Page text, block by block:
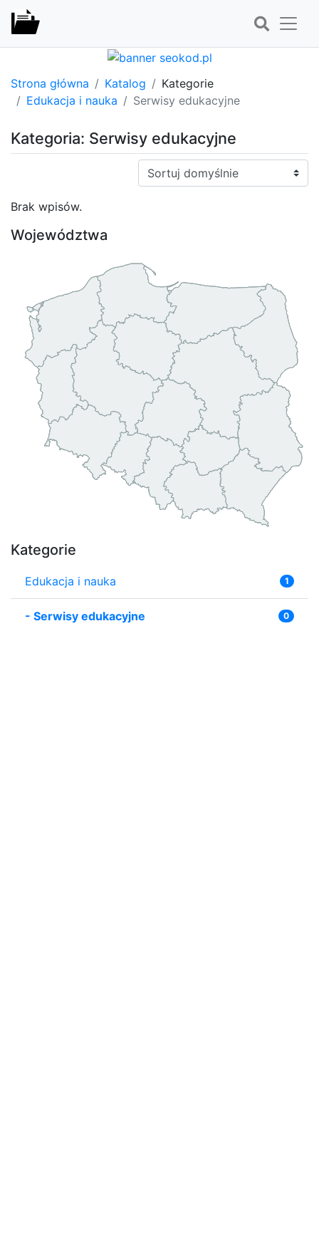
Strona główna Katalog
Kategorie
Edukacja i nauka
Serwisy edukacyjne
Kategoria: Serwisy edukacyjne
Sortuj:
Brak wpisów.
Województwa
Kategorie
Edukacja i nauka 1
- Serwisy edukacyjne 0